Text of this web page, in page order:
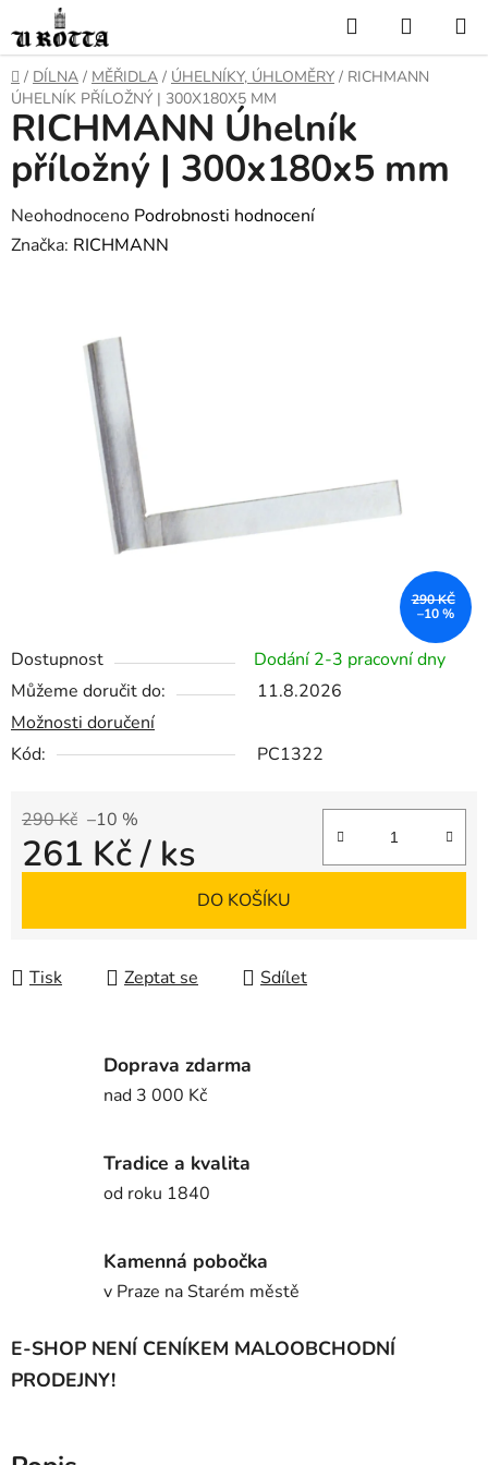
na
obsah
Hledat
KOŠÍK
DOMŮ
/ DÍLNA / MĚŘIDLA / ÚHELNÍKY, ÚHLOMĚRY / RICHMANN
ÚHELNÍK PŘÍLOŽNÝ | 300X180X5 MM
Dostupnost
Dodání 2-3 pracovní dny
Můžeme doručit do:
11.8.2026
Možnosti doručení
Kód:
PC1322
290 Kč –10 %
261 Kč/ ks
DO KOŠÍKU
Tisk Zeptat se Sdílet
RICHMANN Úhelník
příložný | 300x180x5 mm
Průměrné
hodnocení
Neohodnoceno Podrobnosti hodnocení
Značka: RICHMANN
290 KČ
–10 %
Doprava zdarma
nad 3 000 Kč
Tradice a kvalita
od roku 1840
Kamenná pobočka
v Praze na Starém městě
E-SHOP NENÍ CENÍKEM MALOOBCHODNÍ
PRODEJNY!